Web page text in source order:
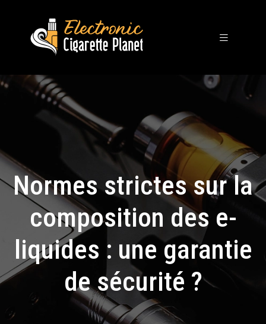
Normes strictes sur la
composition des e-
liquides : une garantie
de sécurité ?